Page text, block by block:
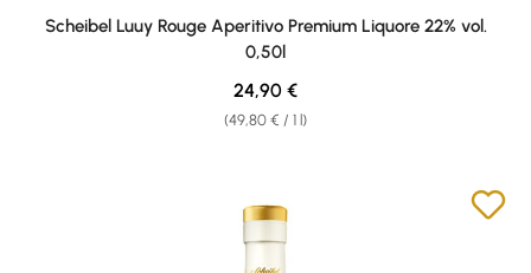
Average rating of 5 out of 5 stars
Scheibel Luuy Rouge Aperitivo Premium Liquore 22% vol.
0,50l
(49,80 € / 1 l)
Regular price:
24,90 €